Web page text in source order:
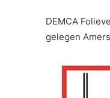
DEMCA
gelegen